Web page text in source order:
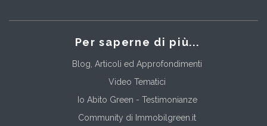
Per saperne di più...
Blog, Articoli ed Approfondimenti
Video Tematici
Io Abito Green - Testimonianze
Community di Immobilgreen.it